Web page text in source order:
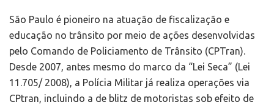
São Paulo é pioneiro na atuação de fiscalização e
educação no trânsito por meio de ações desenvolvidas
pelo Comando de Policiamento de Trânsito (CPTran).
Desde 2007, antes mesmo do marco da “Lei Seca” (Lei
11.705/ 2008), a Polícia Militar já realiza operações via
CPtran, incluindo a de blitz de motoristas sob efeito de